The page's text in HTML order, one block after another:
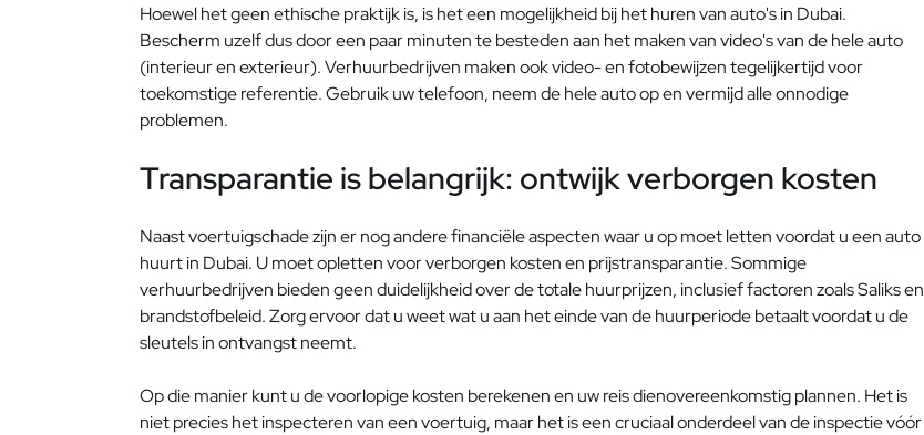
Hoewel het geen ethische praktijk is, is het een mogelijkheid bij het huren van auto's in Dubai.
Bescherm uzelf dus door een paar minuten te besteden aan het maken van video's van de hele auto
(interieur en exterieur). Verhuurbedrijven maken ook video- en fotobewijzen tegelijkertijd voor
toekomstige referentie. Gebruik uw telefoon, neem de hele auto op en vermijd alle onnodige
problemen.
Transparantie is belangrijk: ontwijk verborgen kosten
Naast voertuigschade zijn er nog andere financiële aspecten waar u op moet letten voordat u een auto
huurt in Dubai. U moet opletten voor verborgen kosten en prijstransparantie. Sommige
verhuurbedrijven bieden geen duidelijkheid over de totale huurprijzen, inclusief factoren zoals Saliks en
brandstofbeleid. Zorg ervoor dat u weet wat u aan het einde van de huurperiode betaalt voordat u de
sleutels in ontvangst neemt.
Op die manier kunt u de voorlopige kosten berekenen en uw reis dienovereenkomstig plannen. Het is
niet precies het inspecteren van een voertuig, maar het is een cruciaal onderdeel van de inspectie vóór